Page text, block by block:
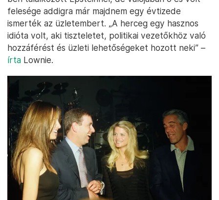
felesége addigra már majdnem egy évtizede
ismerték az üzletembert. „A herceg egy hasznos
idióta volt, aki tiszteletet, politikai vezetőkhöz való
hozzáférést és üzleti lehetőségeket hozott neki” –
írta Lownie.